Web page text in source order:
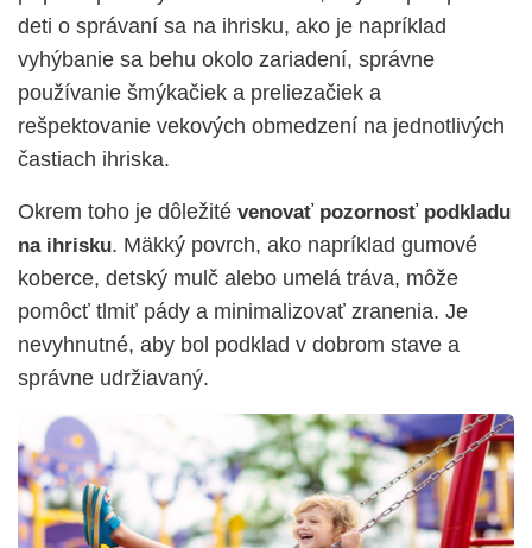
deti o správaní sa na ihrisku, ako je napríklad
vyhýbanie sa behu okolo zariadení, správne
používanie šmýkačiek a preliezačiek a
rešpektovanie vekových obmedzení na jednotlivých
častiach ihriska.
Okrem toho je dôležité venovať pozornosť podkladu
na ihrisku. Mäkký povrch, ako napríklad gumové
koberce, detský mulč alebo umelá tráva, môže
pomôcť tlmiť pády a minimalizovať zranenia. Je
nevyhnutné, aby bol podklad v dobrom stave a
správne udržiavaný.